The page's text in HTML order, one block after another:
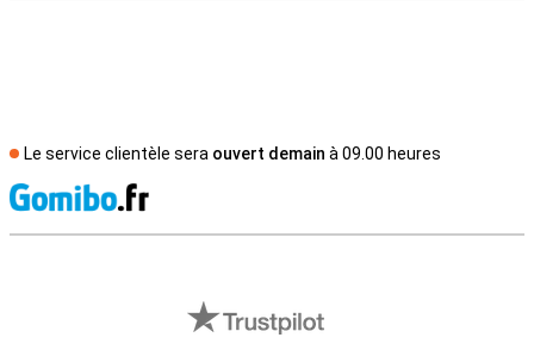
Le service clientèle sera ouvert demain à 09.00 heures